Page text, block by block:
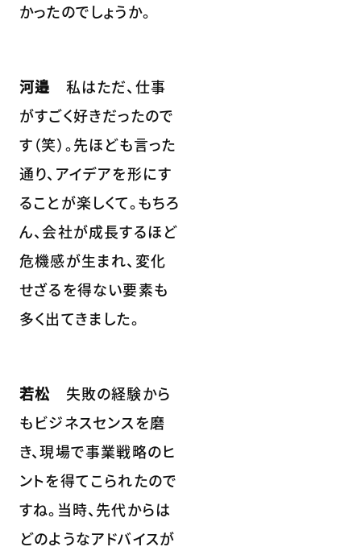
かったのでしょうか。
河邉 私はただ、仕事
がすごく好きだったので
す（笑）。先ほども言った
通り、アイデアを形にす
ることが楽しくて。もちろ
ん、会社が成長するほど
危機感が生まれ、変化
せざるを得ない要素も
多く出てきました。
若松 失敗の経験から
もビジネスセンスを磨
き、現場で事業戦略のヒ
ントを得てこられたので
すね。当時、先代からは
どのようなアドバイスが